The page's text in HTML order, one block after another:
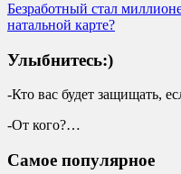
Безработный стал
натальной карте?
Улыбнитесь:)
-Кто вас будет защищать,
-От кого?…
Самое популярное